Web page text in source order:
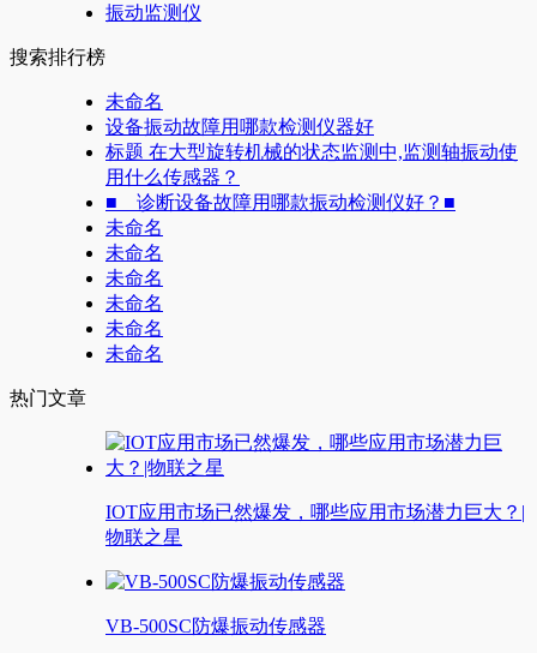
振动监测仪
搜索排行榜
未命名
设备振动故障用哪款检测仪器好
标题 在大型旋转机械的状态监测中,监测轴振动使
用什么传感器？
■ 诊断设备故障用哪款振动检测仪好？■
未命名
未命名
未命名
未命名
未命名
未命名
热门文章
IOT应用市场已然爆发，哪些应用市场潜力巨大？|
物联之星
VB-500SC防爆振动传感器